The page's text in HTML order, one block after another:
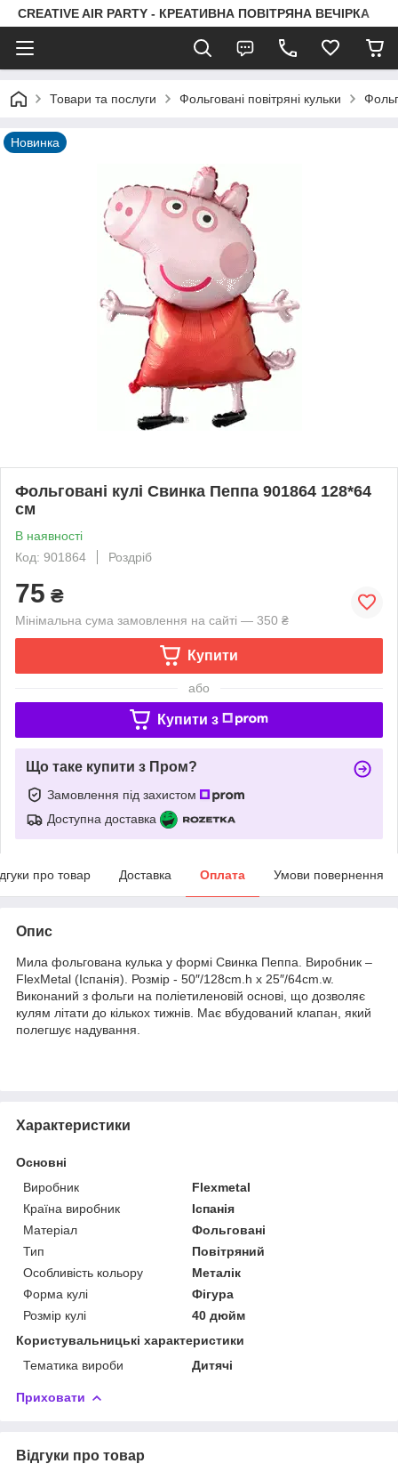
CREATIVE AIR PARTY - КРЕАТИВНА ПОВІТРЯНА ВЕЧІРКА
Товари та послуги Фольговані повітряні кульки
Новинка
Фольговані кулі Свинка Пеппа 901864 128*64
см
В наявності
Код: 901864
Роздріб
75 ₴
Мінімальна сума замовлення на сайті — 350 ₴
Купити
або
Купити з
Що таке купити з Пром?
Замовлення під захистом
Доступна доставка
про товар Доставка Оплата Умови повернення
Опис
Мила фольгована кулька у формі Свинка Пеппа. Виробник –
FlexMetal (Іспанія). Розмір - 50″/128cm.h x 25″/64cm.w.
Виконаний з фольги на поліетиленовій основі, що дозволяє
кулям літати до кількох тижнів. Має вбудований клапан, який
полегшує надування.
Характеристики
Основні
Виробник
Flexmetal
Країна виробник
Іспанія
Матеріал
Фольговані
Тип
Повітряний
Особливість кольору
Металік
Форма кулі
Фігура
Розмір кулі
40 дюйм
Користувальницькі характеристики
Тематика вироби
Дитячі
Приховати
Відгуки про товар